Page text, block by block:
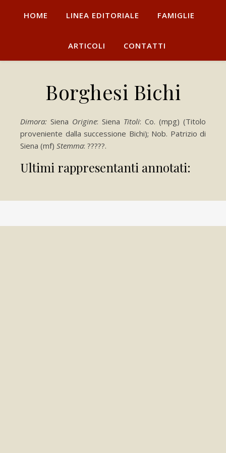
HOME LINEA EDITORIALE FAMIGLIE
ARTICOLI CONTATTI
Borghesi Bichi
Dimora: Siena Origine: Siena Titoli: Co. (mpg) (Titolo
proveniente dalla successione Bichi); Nob. Patrizio di
Siena (mf) Stemma: ?????.
Ultimi rappresentanti annotati: